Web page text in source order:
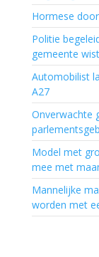
Hormese
Politie
gemeente
Automobilist
A27
Onverwachte
Model met
mee met
Mannelijke
worden met